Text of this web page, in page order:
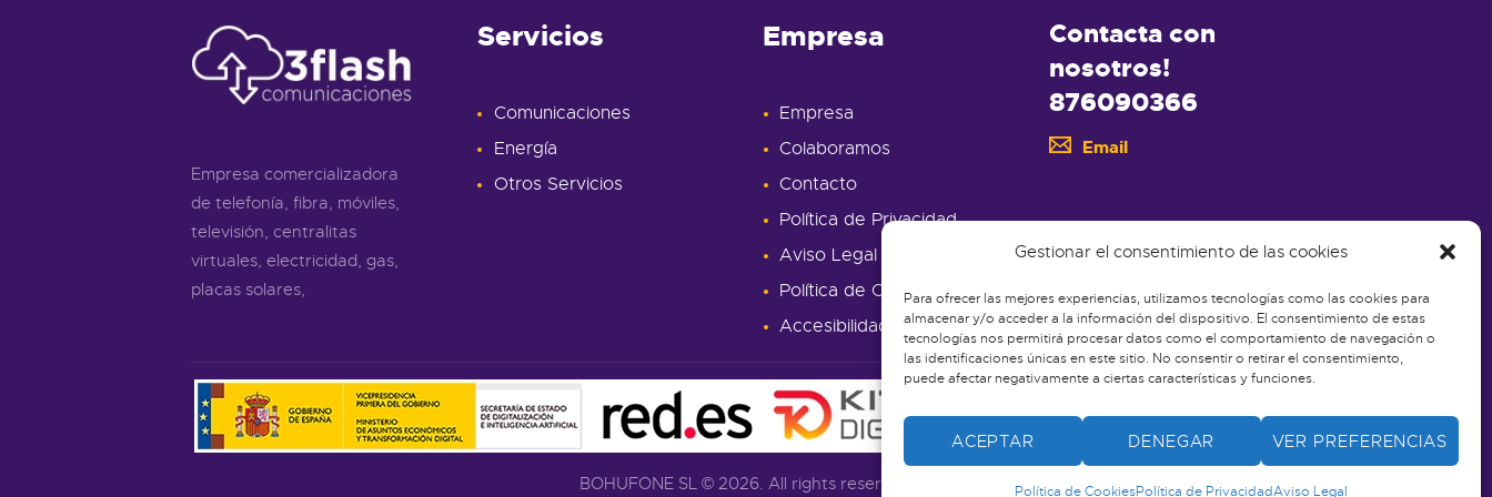
Gestionar el consentimiento de las cookies
Para ofrecer las mejores experiencias, utilizamos tecnologías como las cookies para
almacenar y/o acceder a la información del dispositivo. El consentimiento de estas
tecnologías nos permitirá procesar datos como el comportamiento de navegación o
las identificaciones únicas en este sitio. No consentir o retirar el consentimiento,
puede afectar negativamente a ciertas características y funciones.
ACEPTAR DENEGAR VER PREFERENCIAS
Política de CookiesPolítica de PrivacidadAviso Legal
Empresa comercializadora
de telefonía, fibra, móviles,
televisión, centralitas
virtuales, electricidad, gas,
placas solares,
Servicios
Comunicaciones
Energía
Otros Servicios
Empresa
Empresa
Colaboramos
Contacto
Política de Privacidad
Aviso Legal
Política de Cookies
Accesibilidad
Contacta con
nosotros!
876090366
Email
BOHUFONE SL © 2026. All rights reserved.